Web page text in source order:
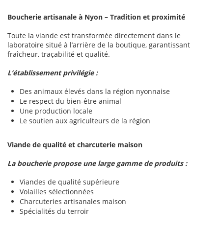
Boucherie artisanale à Nyon – Tradition et proximité
Toute la viande est transformée directement dans le
laboratoire situé à l’arrière de la boutique, garantissant
fraîcheur, traçabilité et qualité.
L’établissement privilégie :
Des animaux élevés dans la région nyonnaise
Le respect du bien-être animal
Une production locale
Le soutien aux agriculteurs de la région
Viande de qualité et charcuterie maison
La boucherie propose une large gamme de produits :
Viandes de qualité supérieure
Volailles sélectionnées
Charcuteries artisanales maison
Spécialités du terroir